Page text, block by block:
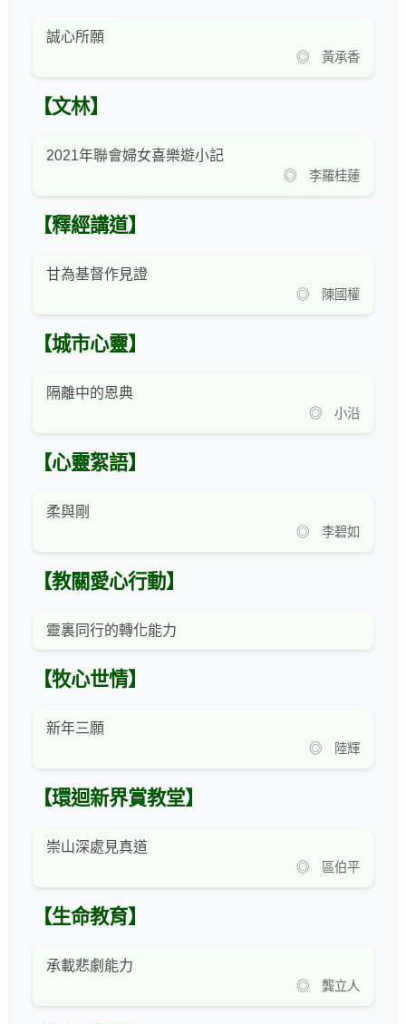
誠心所願
◎ 黃承香
【文林】
2021年聯會婦女喜樂遊小記
◎ 李羅桂蓮
【釋經講道】
甘為基督作見證
◎ 陳國權
【城市心靈】
隔離中的恩典
◎ 小沿
【心靈絮語】
柔與剛
◎ 李碧如
【教關愛心行動】
靈裏同行的轉化能力
【牧心世情】
新年三願
◎ 陸輝
【環迴新界賞教堂】
崇山深處見真道
◎ 區伯平
【生命教育】
承載悲劇能力
◎ 龔立人